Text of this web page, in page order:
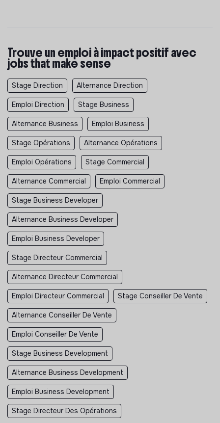
Trouve un emploi à impact positif avec
jobs that make sense
Stage Direction Alternance Direction
Emploi Direction Stage Business
Alternance Business Emploi Business
Stage Opérations Alternance Opérations
Emploi Opérations Stage Commercial
Alternance Commercial Emploi Commercial
Stage Business Developer
Alternance Business Developer
Emploi Business Developer
Stage Directeur Commercial
Alternance Directeur Commercial
Emploi Directeur Commercial Stage Conseiller De Vente
Alternance Conseiller De Vente
Emploi Conseiller De Vente
Stage Business Development
Alternance Business Development
Emploi Business Development
Stage Directeur Des Opérations